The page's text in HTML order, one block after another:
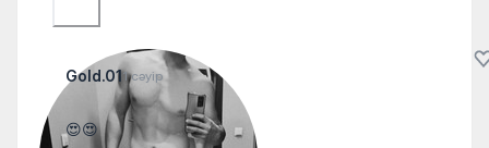
Gold.011 сәуір
😍😍